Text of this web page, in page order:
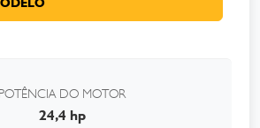
POTÊNCIA DO MOTOR
24,4 hp